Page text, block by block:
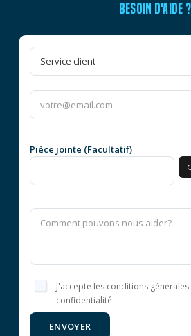
BESOIN D'AIDE ?
Pièce jointe (Facultatif)
J'accepte les conditions
confidentialité
ENVOYER